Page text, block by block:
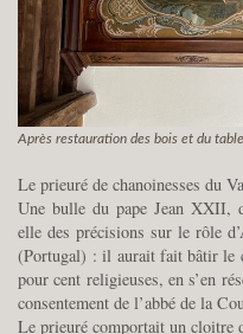
Après restauration des bois et du
Le prieuré de chanoinesses du
Une bulle du pape Jean XXII,
elle des précisions sur le rôle
(Portugal) : il aurait fait bâtir le
pour cent religieuses, en s’en
consentement de l’abbé de la
Le prieuré comportait un cloitre